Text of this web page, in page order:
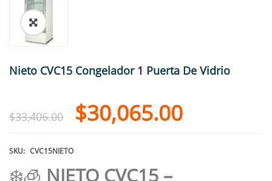
🔍
Nieto CVC15 Congelador 1 Puerta De Vidrio
$33,406.00 $30,065.00
SKU: CVC15NIETO
❄️🧊 NIETO CVC15 –